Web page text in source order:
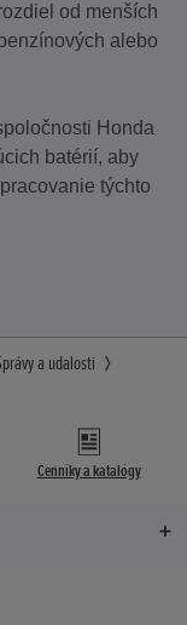
od menších
alebo
Honda
batérií, aby
týchto
a udalosti
Cenníky a katalógy